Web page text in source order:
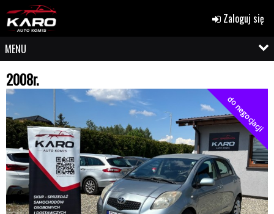
Zaloguj się
MENU
2008r.
do negocjacji